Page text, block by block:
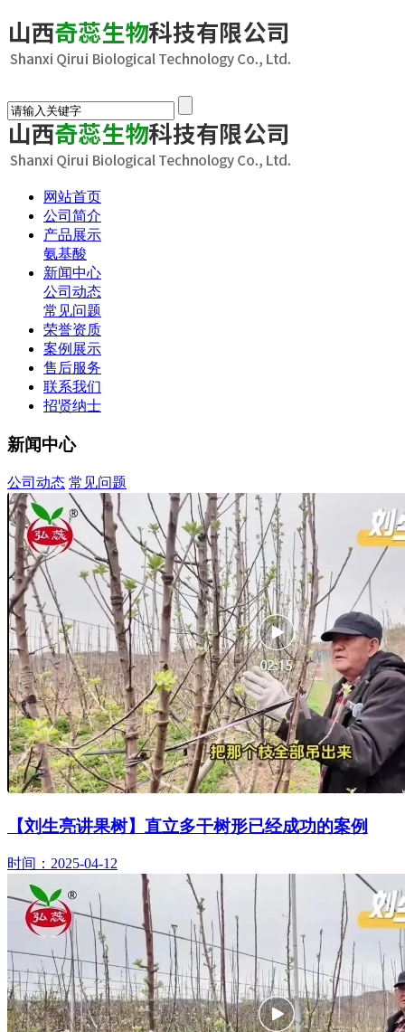
网站首页
公司简介
产品展示
氨基酸
新闻中心
公司动态
常见问题
荣誉资质
案例展示
售后服务
联系我们
招贤纳士
新闻中心
公司动态 常见问题
【刘生亮讲果树】直立多干树形已经成功的案例
时间：2025-04-12